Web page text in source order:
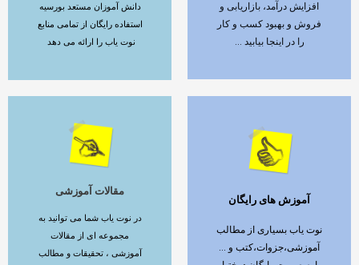
افزایش درآمد، بازاریابی و
فروش و بهبود کسب و کار
را در اینجا بیابید ...
دانش آموزان مستعد بورسیه
استفاده رایگان از تمامی منابع
نوت یاب را ارائه می دهد
آموزش های رایگان
نوت یاب بسیاری از مطالب
آموزشی،جزوات،کتب و ...
ادامه مطلب
مقالات آموزشی
در نوت یاب شما می توانید به
مجموعه ای از مقالات
آموزشی ، تحقیقات و مطالب